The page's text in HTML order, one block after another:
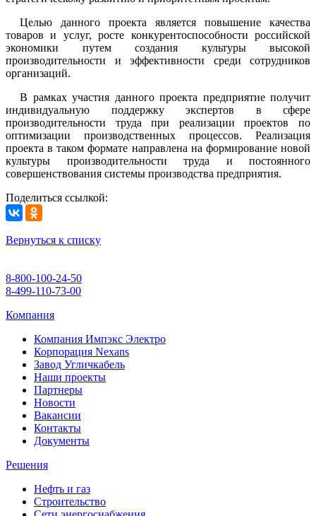
Целью данного проекта является повышение качества
товаров и услуг, росте конкурентоспособности российской
экономики путем создания культуры высокой
производительности и эффективности среди сотрудников
организаций.
В рамках участия данного проекта предприятие получит
индивидуальную поддержку экспертов в сфере
производительности труда при реализации проектов по
оптимизации производственных процессов. Реализация
проекта в таком формате направлена на формирование новой
культуры производительности труда и постоянного
совершенствования системы производства предприятия.
Поделиться ссылкой:
Вернуться к списку
8-800-100-24-50
8-499-110-73-00
Компания
Компания Импэкс Электро
Корпорация Nexans
Завод Угличкабель
Наши проекты
Партнеры
Новости
Вакансии
Контакты
Документы
Решения
Нефть и газ
Строительство